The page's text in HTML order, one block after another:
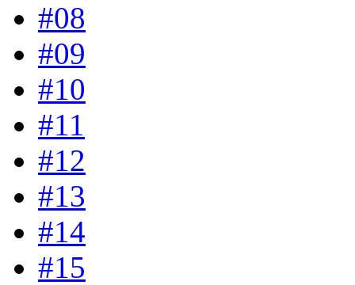
#08
#09
#10
#11
#12
#13
#14
#15